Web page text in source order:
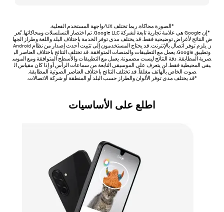
*الصورة محاكاة. ربما تختلف UX/واجهة المستخدم الفعلية.
*إن Google هي علامة تجارية تابعة لشركة Google LLC. تم اختصار التسلسلات ومحاكاتها. تُعر
ض النتائج لأغراض توضيحية فقط. قد يختلف مدى توفر الخدمة باختلاف البلد واللغة وطراز الجها
ز. يلزم توفر اتصال بالإنترنت. قد يحتاج المستخدمون إلى تثبيت أحدث إصدار من نظام Android
وتطبيق Google. يعمل مع التطبيقات والمنصات المتوافقة. قد تختلف النتائج باختلاف العناصر الب
صرية المطابقة. دقة النتائج ليست مضمونة. يعمل مع التطبيقات والأسطح المتوافقة ومع الموس
يقى المحيطية فقط. لن يتعرف على الموسيقى النابعة من سماعات الرأس أو إذا كان مقياس ال
صوت الخاص بالهاتف مغلقاً. قد تختلف النتائج باختلاف العناصر الصوتية المطابقة.
*قد يختلف مدى توفر الألوان والطراز حسب البلد أو المنطقة أو شركة الاتصالات.
اطلع على الأساسيات